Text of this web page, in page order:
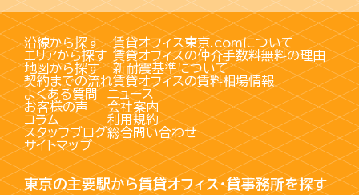
沿線から探す
エリアから探す
地図から探す
契約までの流れ
賃貸オフィス東京.comについて
賃貸オフィスの仲介手数料無料の理由
新耐震基準について
賃貸オフィスの賃料相場情報
よくある質問
お客様の声
コラム
スタッフブログ
サイトマップ
ニュース
会社案内
利用規約
総合問い合わせ
東京の主要駅から賃貸オフィス・貸事務所を探す